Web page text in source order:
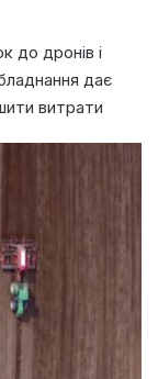
до дронів і
дає
витрати